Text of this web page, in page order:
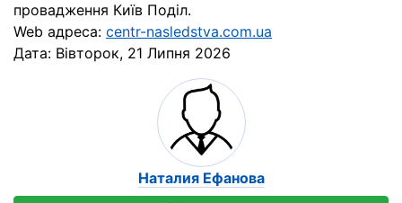
провадження Київ Поділ.
Web адреса: centr-nasledstva.com.ua
Дата: Вівторок, 21 Липня 2026
Наталия Ефанова